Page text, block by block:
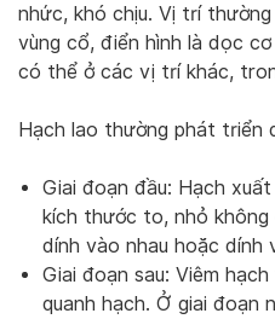
nhức, khó chịu. Vị trí
vùng cổ, điển hình là dọc
có thể ở các vị trí khác,
Hạch lao thường phát triển
Giai đoạn đầu: Hạch
kích thước to, nhỏ
dính vào nhau hoặc dính
Giai đoạn sau: Viêm
quanh hạch. Ở giai đoạn